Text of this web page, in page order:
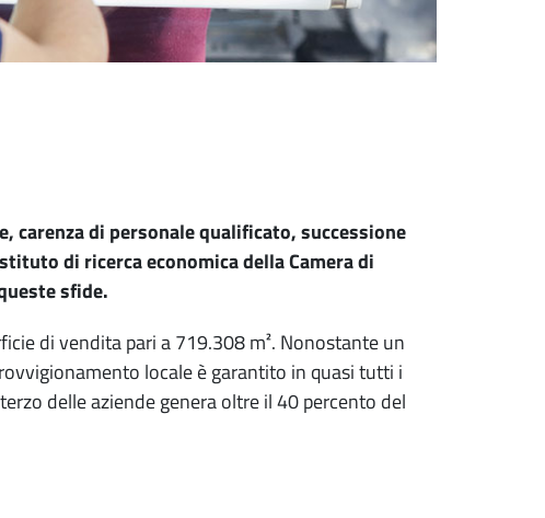
di personale qualificato, successione
di ricerca economica della Camera di
sfide.
di vendita pari a 719.308 m². Nonostante un
locale è garantito in quasi tutti i
delle aziende genera oltre il 40 percento del